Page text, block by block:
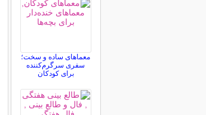
معماهای ساده و سخت؛
سفری سرگرم‌کننده
برای کودکان